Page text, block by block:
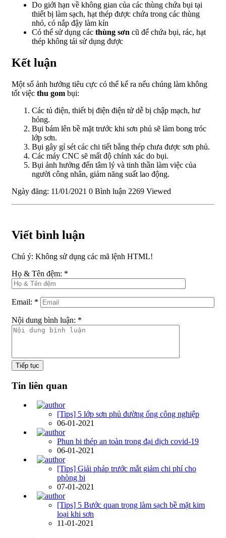
Do giới hạn về không gian của các thùng chứa bụi tại
thiết bị làm sạch, hạt thép được chứa trong các thùng
nhỏ, có nắp đậy làm kín
Có thể sử dụng các thùng sơn cũ để chứa bụi, rác, hạt
thép không tái sử dụng được
Kết luận
Một số ảnh hưởng tiêu cực có thể kể ra nếu chúng làm không
tốt việc thu gom bụi:
Các tủ điện, thiết bị điện điện tử dễ bị chập mạch, hư
hỏng.
Bụi bám lên bề mặt trước khi sơn phủ sẽ làm bong tróc
lớp sơn.
Bụi gây gỉ sét các chi tiết bằng thép chưa được sơn phủ.
Các máy CNC sẽ mất độ chính xác do bụi.
Bụi ảnh hưởng đến tâm lý và tinh thần làm việc của
người công nhân, giảm năng suất lao động.
Ngày đăng: 11/01/2021 0 Bình luận 2269 Viewed
Viết bình luận
Chú ý: Không sử dụng các mã lệnh HTML!
Họ & Tên đệm: *
Email: *
Nội dung bình luận: *
Tiếp tục
Tin liên quan
[Tips] 5 lớp sơn phủ đường ống công nghiệp
06-01-2021
Phun bi thép an toàn trong đại dịch covid-19
06-01-2021
[Tips] Giải pháp trước mắt giảm chi phí cho
phòng bi
07-01-2021
[Tips] 5 Bước quan trọng làm sạch bề mặt kim
loại khi sơn
11-01-2021